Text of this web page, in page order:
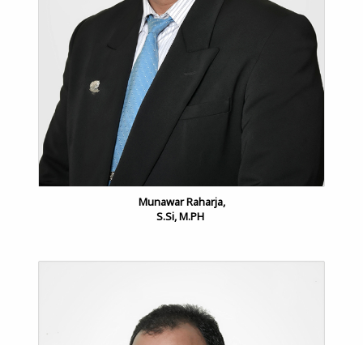
MunawarRaharja,
S.Si, M.PH